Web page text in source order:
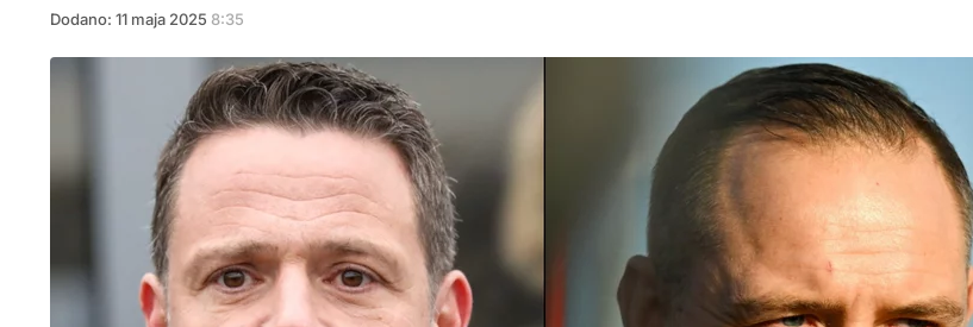
Dodano: 11 maja 2025 8:35